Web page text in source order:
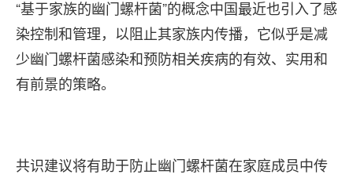
“基于家族的幽门螺杆菌”的概念中国最近也引入了感
染控制和管理，以阻止其家族内传播，它似乎是减
少幽门螺杆菌感染和预防相关疾病的有效、实用和
有前景的策略。
共识建议将有助于防止幽门螺杆菌在家庭成员中传